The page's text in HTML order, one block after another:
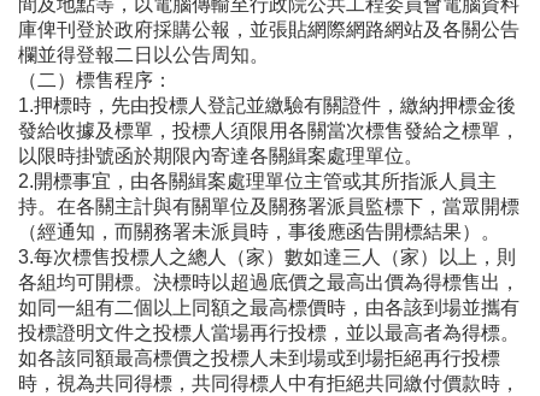
間及地點等，以電腦傳輸至行政院公共工程委員會電腦資料
庫俾刊登於政府採購公報，並張貼網際網路網站及各關公告
欄並得登報二日以公告周知。
（二）標售程序：
1.押標時，先由投標人登記並繳驗有關證件，繳納押標金後
發給收據及標單，投標人須限用各關當次標售發給之標單，
以限時掛號函於期限內寄達各關緝案處理單位。
2.開標事宜，由各關緝案處理單位主管或其所指派人員主
持。在各關主計與有關單位及關務署派員監標下，當眾開標
（經通知，而關務署未派員時，事後應函告開標結果）。
3.每次標售投標人之總人（家）數如達三人（家）以上，則
各組均可開標。決標時以超過底價之最高出價為得標售出，
如同一組有二個以上同額之最高標價時，由各該到場並攜有
投標證明文件之投標人當場再行投標，並以最高者為得標。
如各該同額最高標價之投標人未到場或到場拒絕再行投標
時，視為共同得標，共同得標人中有拒絕共同繳付價款時，